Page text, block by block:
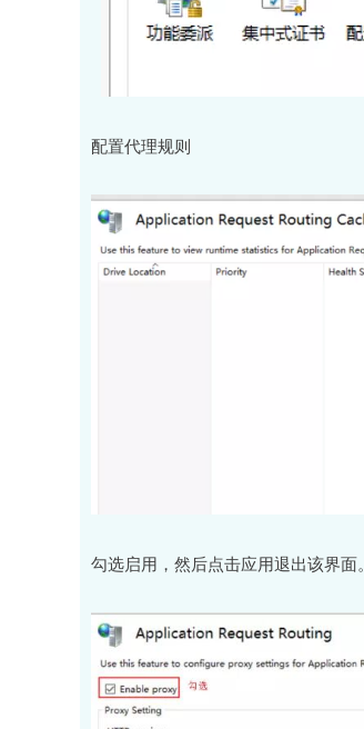
配置代理规则
勾选启用，然后点击应用退出该界面。